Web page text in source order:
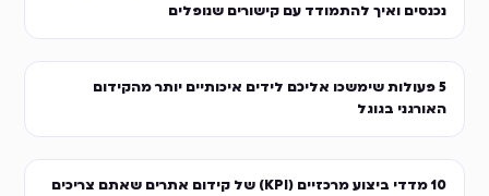
נכנסים ואיך להתמודד עם קישורים שנופלים
5 פעולות שימשכו אליכם לידים איכותיים יותר מהקידום
האורגני בגוגל
10 מדדי ביצוע מרכזיים (KPI) של קידום אתרים שאתם צריכים